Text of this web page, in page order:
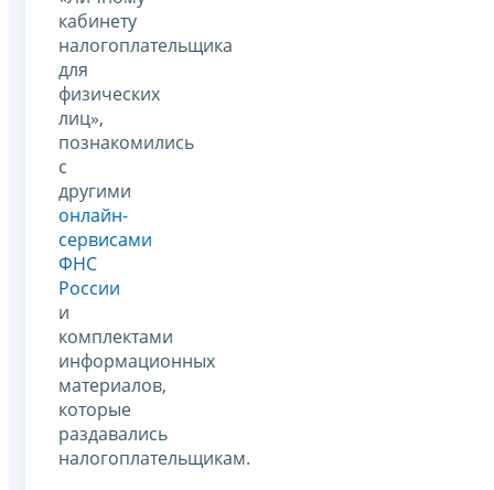
кабинету
налогоплательщика
для
физических
лиц»,
познакомились
с
другими
онлайн-
сервисами
ФНС
России
и
комплектами
информационных
материалов,
которые
раздавались
налогоплательщикам.